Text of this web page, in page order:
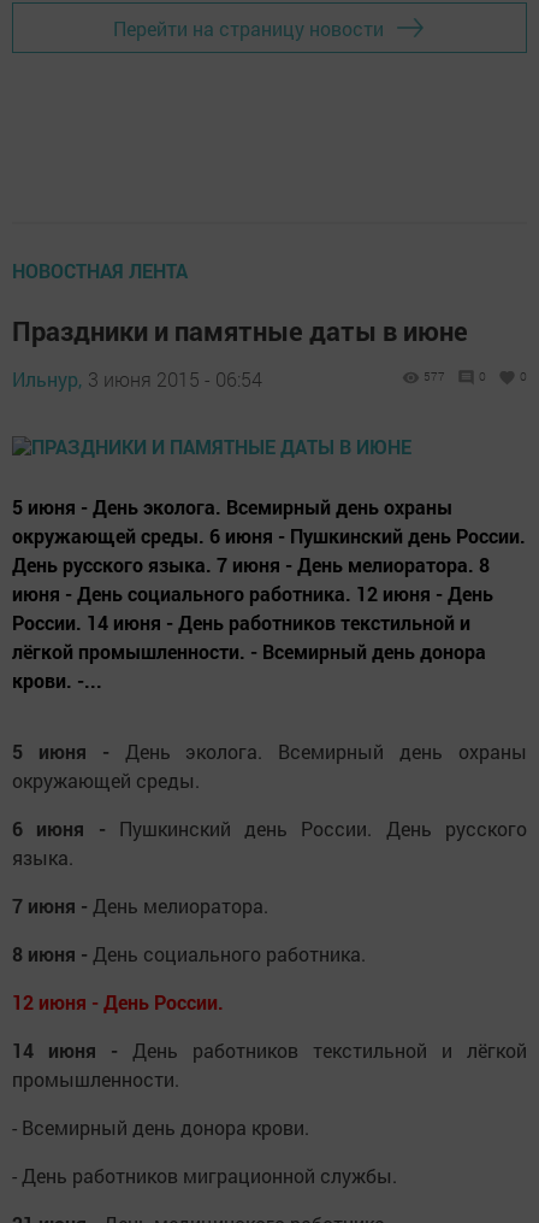
Перейти на страницу новости
НОВОСТНАЯ ЛЕНТА
Праздники и памятные даты в июне
Ильнур, 3 июня 2015 - 06:54 577 0 0
5 июня - День эколога. Всемирный день охраны
окружающей среды. 6 июня - Пушкинский день России.
День русского языка. 7 июня - День мелиоратора. 8
июня - День социального работника. 12 июня - День
России. 14 июня - День работников текстильной и
лёгкой промышленности. - Всемирный день донора
крови. -...
5 июня - День эколога. Всемирный день охраны
окружающей среды.
6 июня - Пушкинский день России. День русского
языка.
7 июня - День мелиоратора.
8 июня - День социального работника.
12 июня - День России.
14 июня - День работников текстильной и лёгкой
промышленности.
- Всемирный день донора крови.
- День работников миграционной службы.